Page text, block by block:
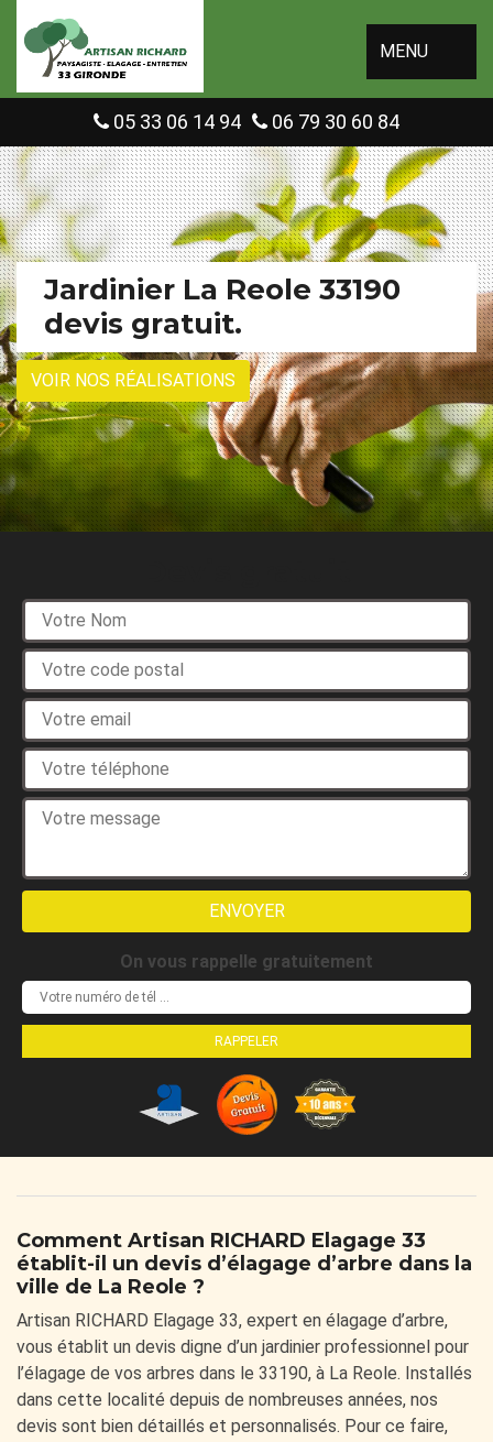
MENU
05 33 06 14 94 06 79 30 60 84
Jardinier La Reole 33190
devis gratuit.
VOIR NOS RÉALISATIONS
On vous rappelle gratuitement
Comment Artisan RICHARD Elagage 33
établit-il un devis d’élagage d’arbre dans la
ville de La Reole ?
Artisan RICHARD Elagage 33, expert en élagage d’arbre,
vous établit un devis digne d’un jardinier professionnel pour
l’élagage de vos arbres dans le 33190, à La Reole. Installés
dans cette localité depuis de nombreuses années, nos
devis sont bien détaillés et personnalisés. Pour ce faire,